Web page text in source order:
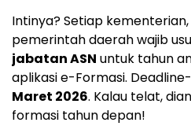
Intinya? Setiap
pemerintah daerah wajib
jabatan ASN untuk tahun
aplikasi e-Formasi.
Maret 2026. Kalau telat,
formasi tahun depan!